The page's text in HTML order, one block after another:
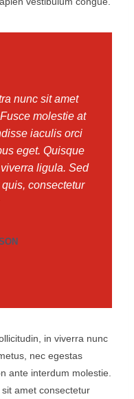
nunc sit amet
molestie at
iaculis orci
eget. Quisque
ligula. Sed
consectetur
in viverra nunc
nec egestas
ante interdum molestie.
amet consectetur